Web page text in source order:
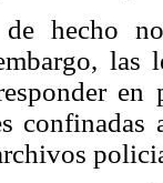
hecho
las
en